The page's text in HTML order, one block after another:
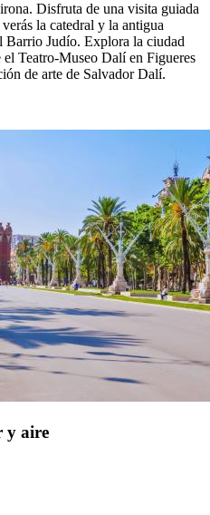
Disfruta de una visita guiada
la catedral y la antigua
Barrio Judío. Explora la ciudad
Teatro-Museo Dalí en Figueres
de arte de Salvador Dalí.
y aire